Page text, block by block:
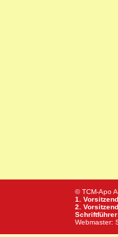
© TCM-Apo
1.
2.
Webmaster: